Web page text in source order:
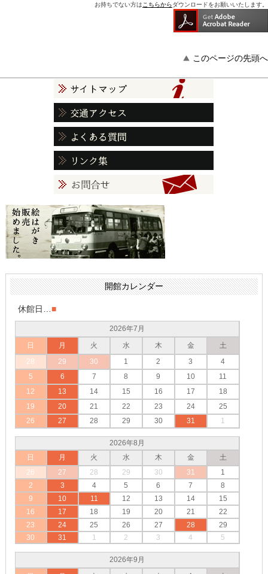
お持ちでない方はこちらからダウンロードをお願いいたします。
このページの先頭へ
開館カレンダー
休館日…■
2026年7月
日
月 火 水 木 金
土
28
29 30 1 2 3
4
5
6 7 8 9 10
11
12
13 14 15 16 17
18
19
20 21 22 23 24
25
26
27 28 29 30 31 1
2026年8月
日
月 火 水 木 金
土
26
27 28 29 30 31
1
2
3 4 5 6 7
8
9
10 11 12 13 14
15
16
17 18 19 20 21
22
23
24 25 26 27 28
29
30
31 1 2 3 4 5
2026年9月